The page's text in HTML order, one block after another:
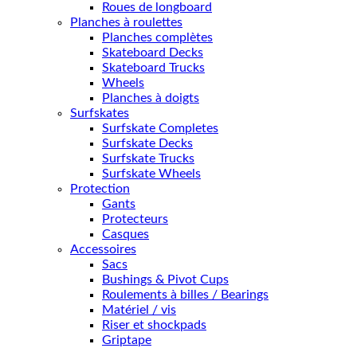
Roues de longboard
Planches à roulettes
Planches complètes
Skateboard Decks
Skateboard Trucks
Wheels
Planches à doigts
Surfskates
Surfskate Completes
Surfskate Decks
Surfskate Trucks
Surfskate Wheels
Protection
Gants
Protecteurs
Casques
Accessoires
Sacs
Bushings & Pivot Cups
Roulements à billes / Bearings
Matériel / vis
Riser et shockpads
Griptape